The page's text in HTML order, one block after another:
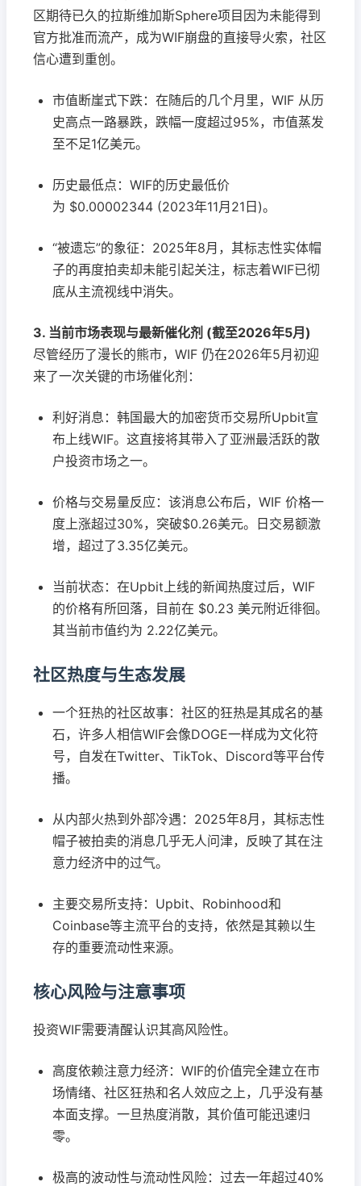
区期待已久的拉斯维加斯Sphere项目因为未能得到
官方批准而流产，成为WIF崩盘的直接导火索，社区
信心遭到重创。
市值断崖式下跌：在随后的几个月里，WIF 从历
史高点一路暴跌，跌幅一度超过95%，市值蒸发
至不足1亿美元。
历史最低点：WIF的历史最低价
为 $0.00002344 (2023年11月21日)。
“被遗忘”的象征：2025年8月，其标志性实体帽
子的再度拍卖却未能引起关注，标志着WIF已彻
底从主流视线中消失。
3. 当前市场表现与最新催化剂 (截至2026年5月)
尽管经历了漫长的熊市，WIF 仍在2026年5月初迎
来了一次关键的市场催化剂：
利好消息：韩国最大的加密货币交易所Upbit宣
布上线WIF。这直接将其带入了亚洲最活跃的散
户投资市场之一。
价格与交易量反应：该消息公布后，WIF 价格一
度上涨超过30%，突破$0.26美元。日交易额激
增，超过了3.35亿美元。
当前状态：在Upbit上线的新闻热度过后，WIF
的价格有所回落，目前在 $0.23 美元附近徘徊。
其当前市值约为 2.22亿美元。
社区热度与生态发展
一个狂热的社区故事：社区的狂热是其成名的基
石，许多人相信WIF会像DOGE一样成为文化符
号，自发在Twitter、TikTok、Discord等平台传
播。
从内部火热到外部冷遇：2025年8月，其标志性
帽子被拍卖的消息几乎无人问津，反映了其在注
意力经济中的过气。
主要交易所支持：Upbit、Robinhood和
Coinbase等主流平台的支持，依然是其赖以生
存的重要流动性来源。
核心风险与注意事项
投资WIF需要清醒认识其高风险性。
高度依赖注意力经济：WIF的价值完全建立在市
场情绪、社区狂热和名人效应之上，几乎没有基
本面支撑。一旦热度消散，其价值可能迅速归
零。
极高的波动性与流动性风险：过去一年超过40%